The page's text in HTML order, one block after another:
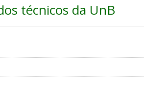
técnicos da UnB